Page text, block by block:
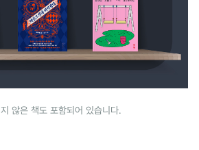
않은 책도 포함되어 있습니다.